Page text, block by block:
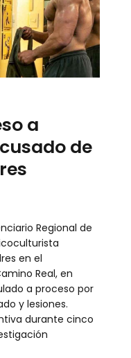
a
de
Regional de
en el
Real, en
a proceso por
y lesiones.
durante cinco